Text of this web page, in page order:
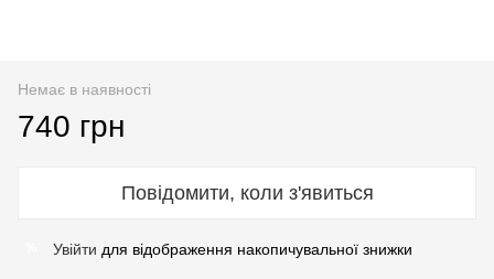
Немає в наявності
740 грн
Повідомити, коли з'явиться
Увійти для відображення накопичувальної знижки